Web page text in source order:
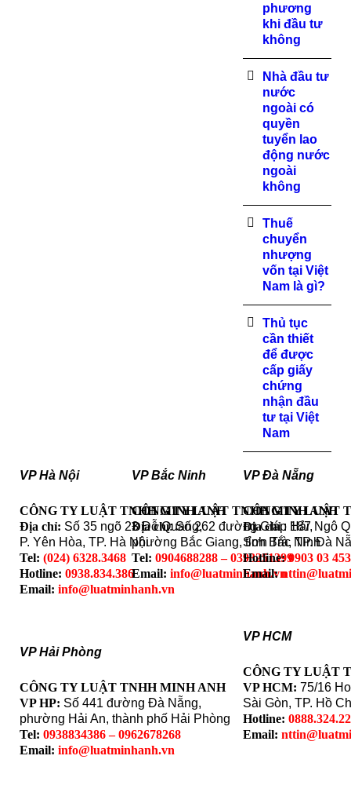
phương
khi đầu tư
không
Nhà đầu tư
nước
ngoài có
quyền
tuyển lao
động nước
ngoài
không
Thuế
chuyển
nhượng
vốn tại Việt
Nam là gì?
Thủ tục
cần thiết
để được
cấp giấy
chứng
nhận đầu
tư tại Việt
Nam
VP Hà Nội
CÔNG TY LUẬT TNHH MINH ANH
Địa chỉ: Số 35 ngõ 23 Đỗ Quang,
P. Yên Hòa, TP. Hà Nội
Tel: (024) 6328.3468
Hotline: 0938.834.386
Email: info@luatminhanh.vn
VP Hải Phòng
CÔNG TY LUẬT TNHH MINH ANH
VP HP: Số 441 đường Đà Nẵng,
phường Hải An, thành phố Hải Phòng
Tel: 0938834386 – 0962678268
Email: info@luatminhanh.vn
VP Bắc Ninh
CÔNG TY LUẬT TNHH MINH ANH
Địa chỉ: Số 262 đường Giáp Hải,
phường Bắc Giang, tỉnh Bắc Ninh
Tel: 0904688288 – 0393251399
Email: info@luatminhanh.vn
VP Đà Nẵng
CÔNG TY LUẬT
Địa chỉ: 187 Ngô
Sơn Trà, TP. Đà
Hotline:0903 03
Email:
VP HCM
CÔNG TY LUẬT
VP HCM: 75/16
Sài Gòn, TP. Hồ
Hotline:
Email: